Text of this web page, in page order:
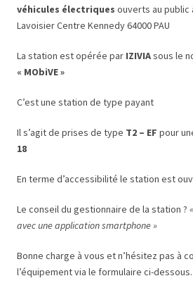
véhicules électriques ouverts au public
Lavoisier Centre Kennedy 64000 PAU
La station est opérée par IZIVIAsous le
« MObiVE »
C’est une station de type payant
Il s’agit de prises de type T2 – EF pour
18
En terme d’accessibilité le station est
Le conseil du gestionnaire de la station ?
avec une application smartphone »
Bonne charge à vous et n’hésitez pas à
l’équipement via le formulaire ci-dessous.